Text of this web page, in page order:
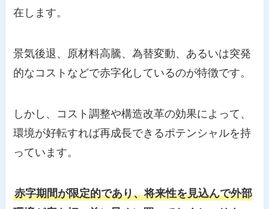
在します。
景気後退、原材料高騰、為替変動、あるいは突発
的なコストなどで赤字化しているのが特徴です。
しかし、コスト調整や構造改革の効果によって、
環境が好転すれば再成長できるポテンシャルを持
っています。
赤字期間が限定的であり、将来性を見込んで外部